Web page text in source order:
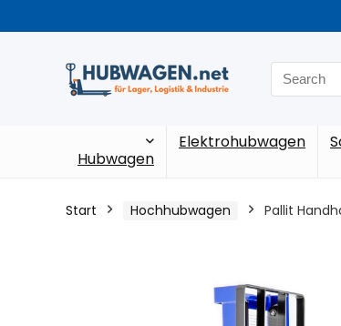
Search
for:
Hubwagen
Elektrohubwagen
Start Hochhubwagen Pallit